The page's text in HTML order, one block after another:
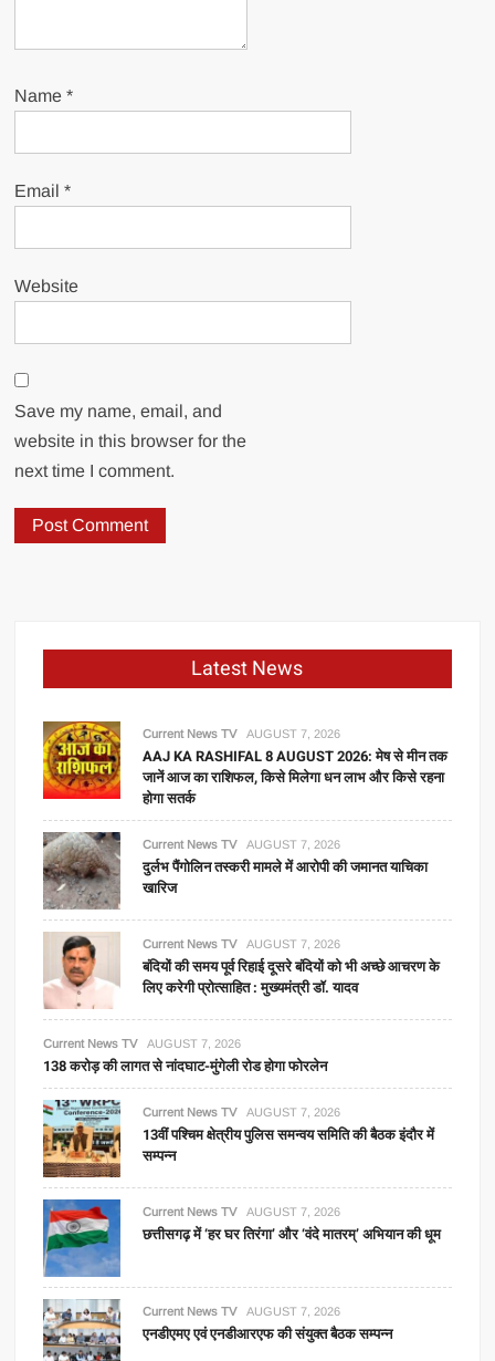
Name*
Email*
Website
Save my name, email, and
website in this browser for the
next time I comment.
Latest News
Current News TV AUGUST 7, 2026
AAJ KA RASHIFAL 8 AUGUST 2026: मेष से मीन तक
जानें आज का राशिफल, किसे मिलेगा धन लाभ और किसे रहना
होगा सतर्क
Current News TV AUGUST 7, 2026
दुर्लभ पैंगोलिन तस्करी मामले में आरोपी की जमानत याचिका
खारिज
Current News TV AUGUST 7, 2026
बंदियों की समय पूर्व रिहाई दूसरे बंदियों को भी अच्छे आचरण के
लिए करेगी प्रोत्साहित : मुख्यमंत्री डॉ. यादव
Current News TV AUGUST 7, 2026
138 करोड़ की लागत से नांदघाट-मुंगेली रोड होगा फोरलेन
Current News TV AUGUST 7, 2026
13वीं पश्चिम क्षेत्रीय पुलिस समन्वय समिति की बैठक इंदौर में
सम्पन्न
Current News TV AUGUST 7, 2026
छत्तीसगढ़ में ‘हर घर तिरंगा’ और ‘वंदे मातरम्’ अभियान की धूम
Current News TV AUGUST 7, 2026
एनडीएमए एवं एनडीआरएफ की संयुक्त बैठक सम्पन्न